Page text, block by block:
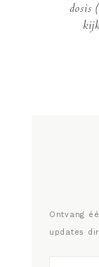
dosis
Ontvang
updates